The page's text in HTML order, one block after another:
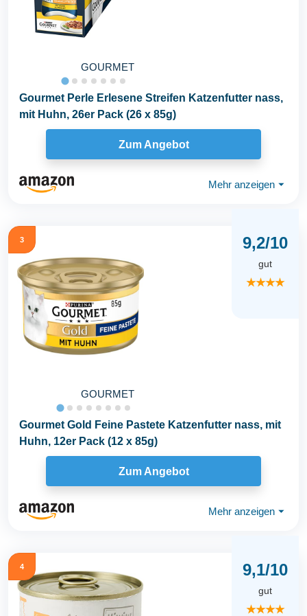
GOURMET
Gourmet Perle Erlesene Streifen Katzenfutter nass,
mit Huhn, 26er Pack (26 x 85g)
Zum Angebot
Mehr anzeigen ⏷
3
GOURMET
9,2/10
gut
★★★★
Gourmet Gold Feine Pastete Katzenfutter nass, mit
Huhn, 12er Pack (12 x 85g)
Zum Angebot
Mehr anzeigen ⏷
4 9,1/10
gut
★★★★